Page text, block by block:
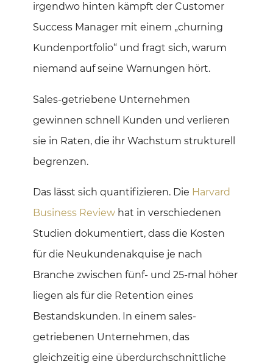
irgendwo hinten kämpft der Customer
Success Manager mit einem „churning
Kundenportfolio“ und fragt sich, warum
niemand auf seine Warnungen hört.
Sales-getriebene Unternehmen
gewinnen schnell Kunden und verlieren
sie in Raten, die ihr Wachstum strukturell
begrenzen.
Das lässt sich quantifizieren. Die Harvard
Business Reviewhat in verschiedenen
Studien dokumentiert, dass die Kosten
für die Neukundenakquise je nach
Branche zwischen fünf- und 25-mal höher
liegen als für die Retention eines
Bestandskunden. In einem sales-
getriebenen Unternehmen, das
gleichzeitig eine überdurchschnittliche